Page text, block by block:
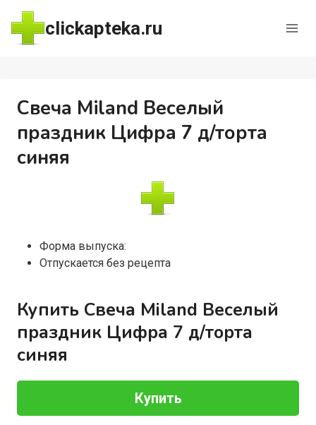
Перейти
содержимому
clickapteka.ru
Свеча Miland Веселый
праздник Цифра 7 д/торта
синяя
Форма выпуска:
Отпускается без рецепта
Купить Свеча Miland Веселый
праздник Цифра 7 д/торта
синяя
Купить